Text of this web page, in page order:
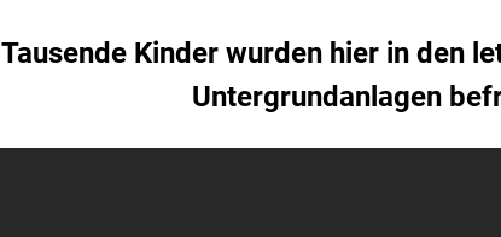
Tausende Kinder wurden hier in den
Untergrundanlagen